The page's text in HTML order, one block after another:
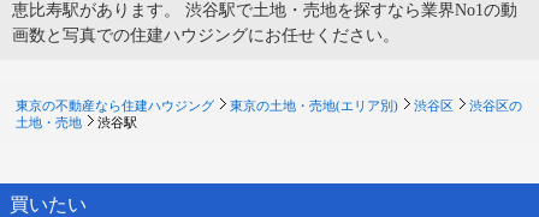
恵比寿駅があります。 渋谷駅で土地・売地を探すなら業界No1の動
画数と写真での住建ハウジングにお任せください。
東京の不動産なら住建ハウジング 東京の土地・売地(エリア別) 渋谷区
渋谷区の
土地・売地
渋谷駅
買いたい